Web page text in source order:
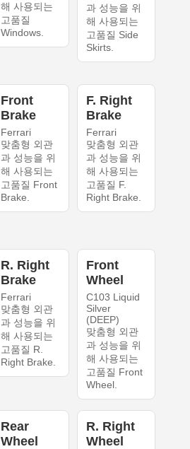
해 사용되는
고품질
Windows.
과 성능을 위
해 사용되는
고품질 Side
Skirts.
Front
Brake
Ferrari
맞춤형 외관
과 성능을 위
해 사용되는
고품질 Front
Brake.
F. Right
Brake
Ferrari
맞춤형 외관
과 성능을 위
해 사용되는
고품질 F.
Right Brake.
R. Right
Brake
Ferrari
맞춤형 외관
과 성능을 위
해 사용되는
고품질 R.
Right Brake.
Front
Wheel
C103 Liquid
Silver
(DEEP)
맞춤형 외관
과 성능을 위
해 사용되는
고품질 Front
Wheel.
Rear
Wheel
R. Right
Wheel